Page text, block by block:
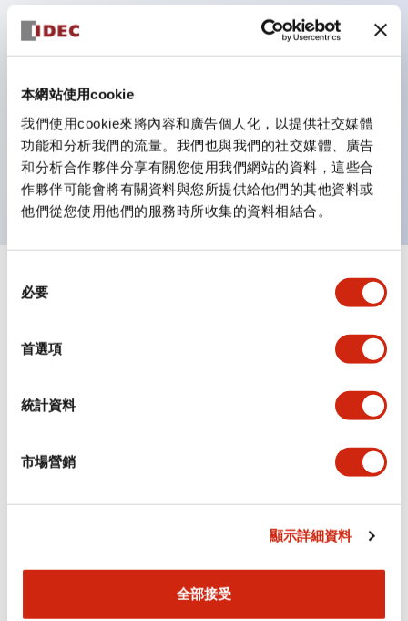
本網站使用cookie
我們使用cookie來將內容和廣告個人化，以提供社交媒體
功能和分析我們的流量。我們也與我們的社交媒體、廣告
和分析合作夥伴分享有關您使用我們網站的資料，這些合
作夥伴可能會將有關資料與您所提供給他們的其他資料或
他們從您使用他們的服務時所收集的資料相結合。
必要
首選項
統計資料
市場營銷
顯示詳細資料
全部接受
可搭載高電壓類型的LED燈泡，直接型的額定使用電壓
一顆LED燈泡（LSRD燈泡）即可表現六種顏色。過去分
別為每種顏色設計的LED燈泡，現在可用一顆單色LED
燈泡來表現各種顏色。
主要機種具備UL、CSA認證及符合EN標準。
規格 顯示全部 +